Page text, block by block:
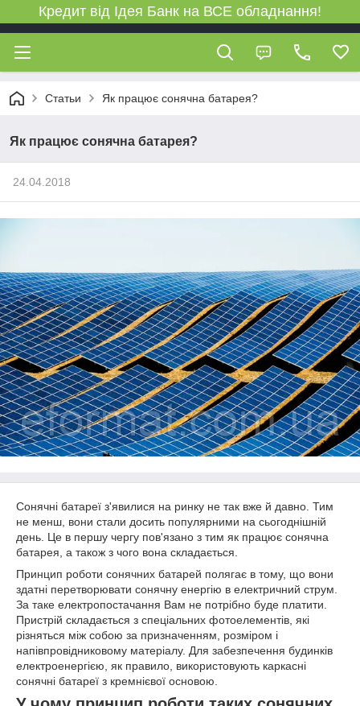
Кредит від Ідея Банк на ВСЕ обладнання!
Статьи Як працює сонячна батарея?
Як працює сонячна батарея?
24.04.2018
Сонячні батареї з'явилися на ринку не так вже й давно. Тим
не менш, вони стали досить популярними на сьогоднішній
день. Це в першу чергу пов'язано з тим як працює сонячна
батарея, а також з чого вона складається.
Принцип роботи сонячних батарей полягає в тому, що вони
здатні перетворювати сонячну енергію в електричний струм.
За таке електропостачання Вам не потрібно буде платити.
Пристрій складається з спеціальних фотоелементів, які
різняться між собою за призначенням, розміром і
напівпровідниковому матеріалу. Для забезпечення будинків
електроенергією, як правило, використовують каркасні
сонячні батареї з кремнієвої основою.